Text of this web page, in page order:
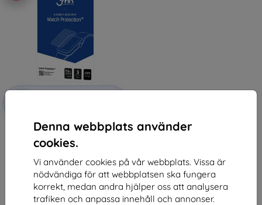
Denna webbplats använder
cookies.
Vi använder cookies på vår webbplats. Vissa är
nödvändiga för att webbplatsen ska fungera
korrekt, medan andra hjälper oss att analysera
trafiken och anpassa innehåll och annonser.
Rabatt
3mk Watch Protection ARC
Protective film for Garett
Signature Edge
132 kr
I lager > 5 st